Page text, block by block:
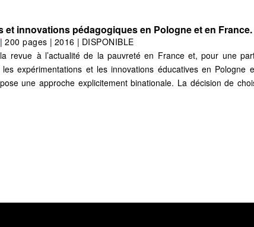
et innovations pédagogiques en Pologne et en France.
|200 pages | 2016 | DISPONIBLE
revue à l’actualité de la pauvreté en France et, pour une
expérimentations et les innovations éducatives en Pologne
une approche explicitement binationale. La décision de